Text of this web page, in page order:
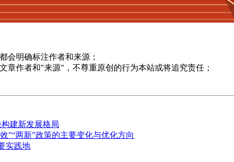
会明确标注作者和来源；
章作者和"来源"，不尊重原创的行为本站或将追究责任；
建新发展格局
”“两新”政策的主要变化与优化方向
实践地